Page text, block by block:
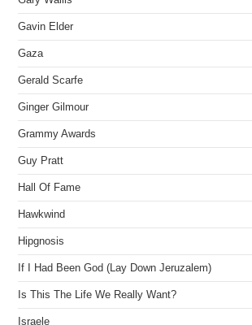
Gavin Elder
Gaza
Gerald Scarfe
Ginger Gilmour
Grammy Awards
Guy Pratt
Hall Of Fame
Hawkwind
Hipgnosis
If I Had Been God (Lay Down Jeruzalem)
Is This The Life We Really Want?
Israele